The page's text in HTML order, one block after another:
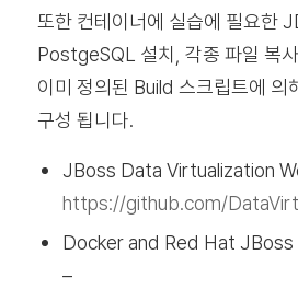
또한 컨테이너에 실습에 필요한
PostgeSQL 설치, 각종 파일 복
이미 정의된 Build 스크립트에 의
구성 됩니다.
JBoss Data Virtualization
https://github.com/
Docker and Red Hat
–